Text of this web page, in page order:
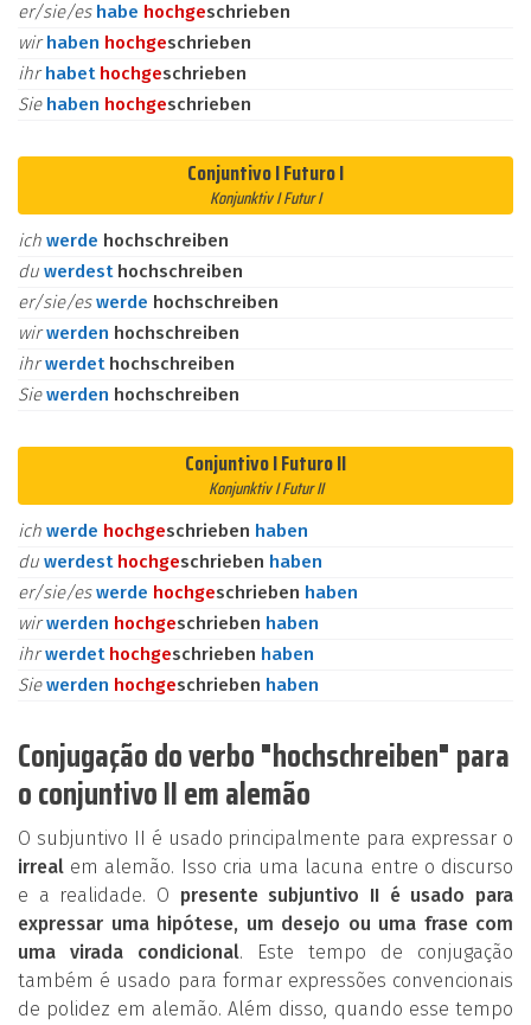
er/sie/es habe hochgeschrieben
wirhaben hochgeschrieben
ihrhabet hochgeschrieben
Sie haben hochgeschrieben
Conjuntivo I Futuro I
Konjunktiv I Futur I
ich werde hochschreiben
du werdest hochschreiben
er/sie/eswerde hochschreiben
wirwerden hochschreiben
ihrwerdet hochschreiben
Siewerden hochschreiben
Conjuntivo I Futuro II
Konjunktiv I Futur II
ich werde hochgeschrieben haben
du werdest hochgeschrieben haben
er/sie/eswerde hochgeschrieben haben
wirwerden hochgeschrieben haben
ihrwerdet hochgeschrieben haben
Siewerden hochgeschrieben haben
Conjugação do verbo "hochschreiben" para
o conjuntivo II em alemão
O subjuntivo II é usado principalmente para expressar o
irreal em alemão. Isso cria uma lacuna entre o discurso
e a realidade. O presente subjuntivo II é usado para
expressar uma hipótese, um desejo ou uma frase com
uma virada condicional. Este tempo de conjugação
também é usado para formar expressões convencionais
de polidez em alemão. Além disso, quando esse tempo